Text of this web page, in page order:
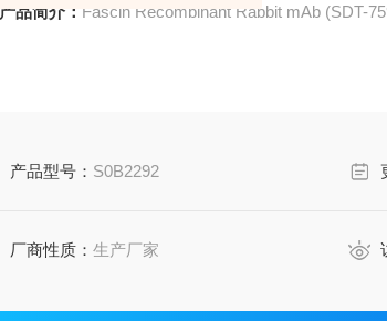
产品简介： Fascin Recombinant Rabbit mAb (SDT-
产品型号： S0B2292
厂商性质：生产厂家